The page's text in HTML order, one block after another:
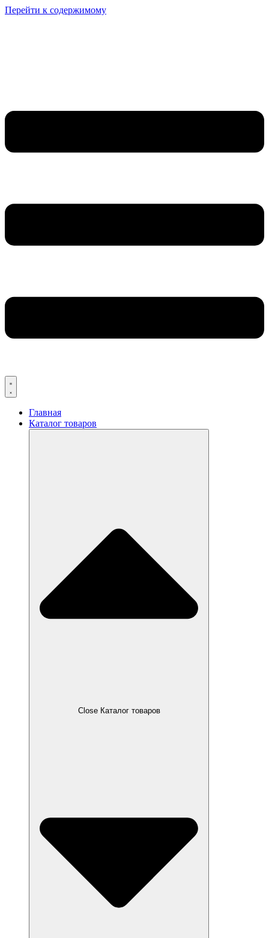
Перейти к содержимому
Главная
Каталог товаров
Close Каталог товаров